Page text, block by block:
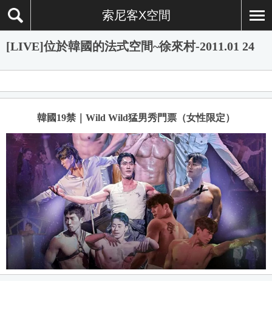
索尼客X空間
[LIVE]位於韓國的法式空間~徐來村-2011.01 24
韓國19禁｜Wild Wild猛男秀門票（女性限定）